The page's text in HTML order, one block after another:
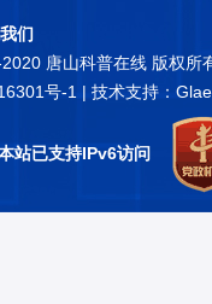
们
唐山科普在线 版权所
号-1 | 技术支持：
站已支持IPv6访问